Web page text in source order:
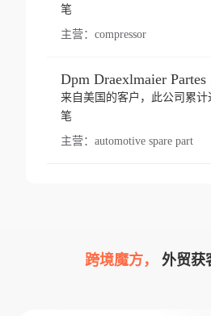
笔
主营： compressor
来自美国的客户，此公司累计
笔
主营： automotive spare part
跨境魔方， 外贸获